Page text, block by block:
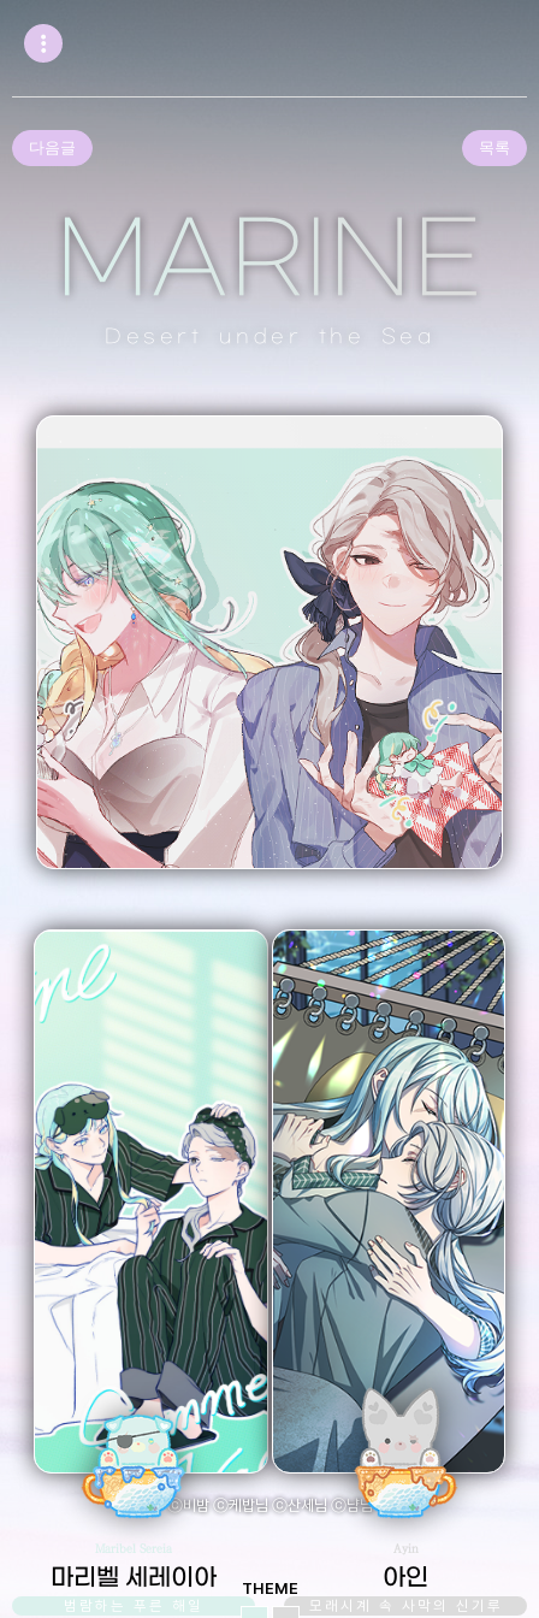
다음글 목록
MARINE
Desert under the Sea
ⓒ비밤 ⓒ케밥님 ⓒ산세님 ⓒ냠님
Maribel Sereia
마리벨 세레이아
범람하는 푸른 해일
Ayin
아인
모래시계 속 사막의 신기루
THEME